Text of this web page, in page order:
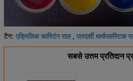
टैग: एक्रिलिक कास्टिंग राल, पारदर्शी थर्माप्लास्टिक
सबसे उत्तम प्रतिदान